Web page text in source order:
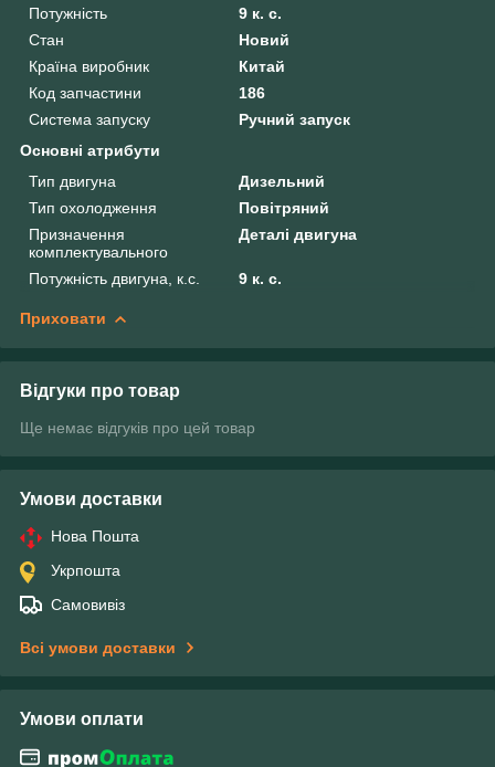
Потужність
9 к. с.
Стан
Новий
Країна виробник
Китай
Код запчастини
186
Система запуску
Ручний запуск
Основні атрибути
Тип двигуна
Дизельний
Тип охолодження
Повітряний
Призначення
комплектувального
Деталі двигуна
Потужність двигуна, к.с. 9 к. с.
Приховати
Відгуки про товар
Ще немає відгуків про цей товар
Умови доставки
Нова Пошта
Укрпошта
Самовивіз
Всі умови доставки
Умови оплати